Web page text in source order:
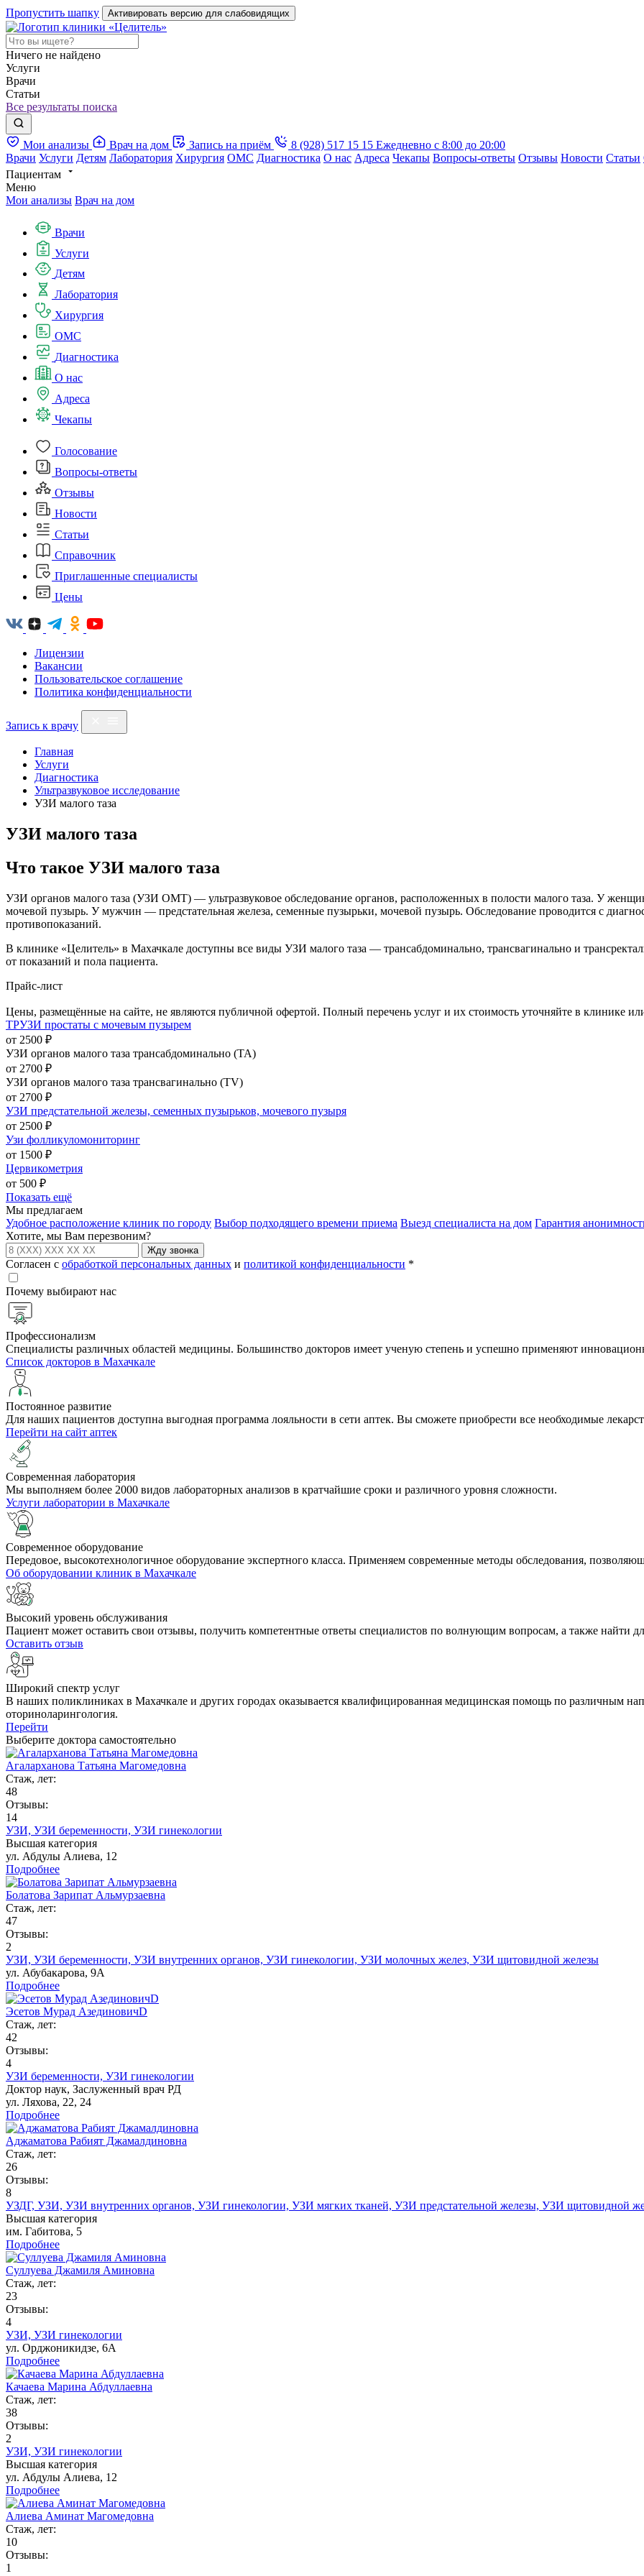
Пропустить шапку Активировать версию для слабовидящих
Ничего не найдено
Услуги
Врачи
Статьи
Все результаты поиска
Мои анализы Врач на дом Запись на приём 8 (928) 517 15 15 Ежедневно с 8:00 до 20:00
Врачи Услуги Детям Лаборатория Хирургия ОМС Диагностика О нас Адреса Чекапы Вопросы-ответы Отзывы Новости Статьи
Пациентам
Меню
Мои анализы Врач на дом
Врачи
Услуги
Детям
Лаборатория
Хирургия
ОМС
Диагностика
О нас
Адреса
Чекапы
Голосование
Вопросы-ответы
Отзывы
Новости
Статьи
Справочник
Приглашенные специалисты
Цены
Лицензии
Вакансии
Пользовательское соглашение
Политика конфиденциальности
Запись к врачу
Главная
Услуги
Диагностика
Ультразвуковое исследование
УЗИ малого таза
УЗИ малого таза
Что такое УЗИ малого таза
УЗИ органов малого таза (УЗИ ОМТ) — ультразвуковое обследование органов, расположенных в полости малого таза. У
мочевой пузырь. У мужчин — предстательная железа, семенные пузырьки, мочевой пузырь. Обследование проводится с
противопоказаний.
В клинике «Целитель» в Махачкале доступны все виды УЗИ малого таза — трансабдоминально, трансвагинально и
от показаний и пола пациента.
Прайс-лист
Цены, размещённые на сайте, не являются публичной офертой. Полный перечень услуг и их стоимость уточняйте в клинике
ТРУЗИ простаты с мочевым пузырем
от 2500 ₽
УЗИ органов малого таза трансабдоминально (ТА)
от 2700 ₽
УЗИ органов малого таза трансвагинально (ТV)
от 2700 ₽
УЗИ предстательной железы, семенных пузырьков, мочевого пузыря
от 2500 ₽
Узи фолликуломониторинг
от 1500 ₽
Цервикометрия
от 500 ₽
Показать ещё
Мы предлагаем
Удобное расположение клиник по городу Выбор подходящего времени приема Выезд специалиста на дом Гарантия
Хотите, мы Вам перезвоним?
Жду звонка
Согласен с обработкой персональных данных и политикой конфиденциальности *
Почему выбирают нас
Профессионализм
Специалисты различных областей медицины. Большинство докторов имеет ученую степень и успешно применяют
Список докторов в Махачкале
Постоянное развитие
Для наших пациентов доступна выгодная программа лояльности в сети аптек. Вы сможете приобрести все необходимые
Перейти на сайт аптек
Cовременная лаборатория
Мы выполняем более 2000 видов лабораторных анализов в кратчайшие сроки и различного уровня сложности.
Услуги лаборатории в Махачкале
Современное оборудование
Передовое, высокотехнологичное оборудование экспертного класса. Применяем современные методы обследования,
Об оборудовании клиник в Махачкале
Высокий уровень обслуживания
Пациент может оставить свои отзывы, получить компетентные ответы специалистов по волнующим вопросам, а также найти
Оставить отзыв
Широкий спектр услуг
В наших поликлиниках в Махачкале и других городах оказывается квалифицированная медицинская помощь по различным
оториноларингология.
Перейти
Выберите доктора самостоятельно
Агаларханова Татьяна Магомедовна
Стаж, лет:
48
Отзывы:
14
УЗИ, УЗИ беременности, УЗИ гинекологии
Высшая категория
ул. Абдулы Алиева, 12
Подробнее
Болатова Зарипат Альмурзаевна
Стаж, лет:
47
Отзывы:
2
УЗИ, УЗИ беременности, УЗИ внутренних органов, УЗИ гинекологии, УЗИ молочных желез, УЗИ щитовидной железы
ул. Абубакарова, 9А
Подробнее
Эсетов Мурад АзединовичD
Стаж, лет:
42
Отзывы:
4
УЗИ беременности, УЗИ гинекологии
Доктор наук, Заслуженный врач РД
ул. Ляхова, 22, 24
Подробнее
Аджаматова Рабият Джамалдиновна
Стаж, лет:
26
Отзывы:
8
УЗДГ, УЗИ, УЗИ внутренних органов, УЗИ гинекологии, УЗИ мягких тканей, УЗИ предстательной железы, УЗИ щитовидной
Высшая категория
им. Габитова, 5
Подробнее
Суллуева Джамиля Аминовна
Стаж, лет:
23
Отзывы:
4
УЗИ, УЗИ гинекологии
ул. Орджоникидзе, 6А
Подробнее
Качаева Марина Абдуллаевна
Стаж, лет:
38
Отзывы:
2
УЗИ, УЗИ гинекологии
Высшая категория
ул. Абдулы Алиева, 12
Подробнее
Алиева Аминат Магомедовна
Стаж, лет:
10
Отзывы:
1